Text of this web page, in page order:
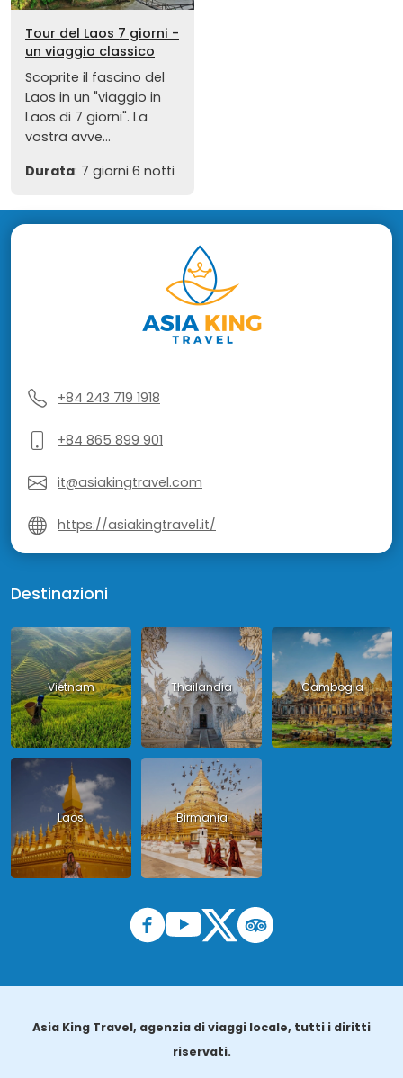
Tour del Laos 7 giorni -
un viaggio classico
Scoprite il fascino del
Laos in un "viaggio in
Laos di 7 giorni". La
vostra avve...
Durata: 7 giorni 6 notti
+84 243 719 1918
+84 865 899 901
it@asiakingtravel.com
https://asiakingtravel.it/
Destinazioni
Vietnam Thailandia Cambogia
Laos Birmania
Asia King Travel, agenzia di viaggi locale, tutti i diritti
riservati.